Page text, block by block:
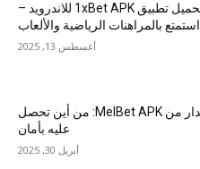
عنوان: تحميل تطبيق 1xBet APK للاندرويد –
استمتع بالمراهنات الرياضية والألعاب
أغسطس 13, 2025
أحدث إصدار من MelBet APK: من أين تحصل
عليه بأمان
أبريل 30, 2025